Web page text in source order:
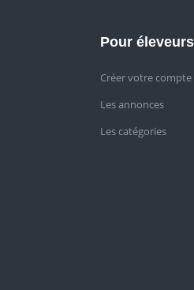
Pour
Créer votre compte
Les annonces
Les catégories